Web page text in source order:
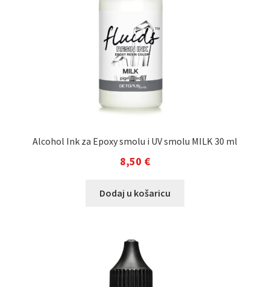
Alcohol Ink za Epoxy smolu i UV smolu MILK 30 ml
8,50 €
Dodaj u košaricu